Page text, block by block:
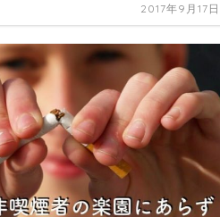
2017年9月17日